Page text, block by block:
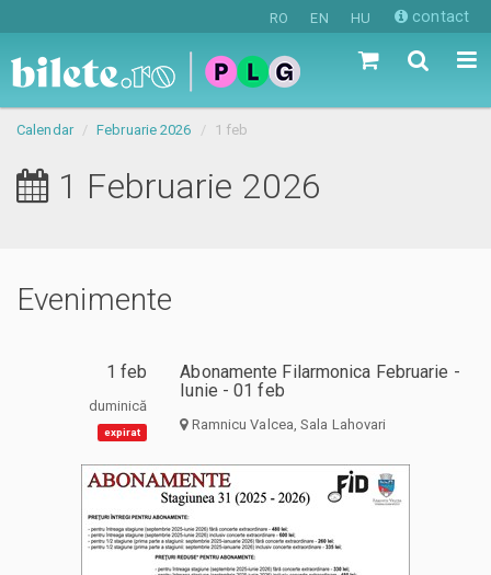
RO EN HU contact
Calendar Februarie 2026 1 feb
1 Februarie 2026
Evenimente
1 feb
duminică
expirat
Abonamente Filarmonica Februarie -
Iunie - 01 feb
Ramnicu Valcea, Sala Lahovari